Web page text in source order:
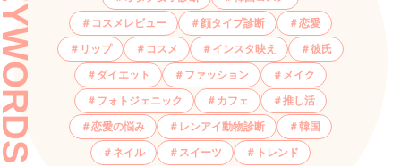
コスメレビュー 顔タイプ診断 恋愛
リップ コスメ インスタ映え 彼氏
ダイエット ファッション メイク
フォトジェニック カフェ 推し活
恋愛の悩み レンアイ動物診断 韓国
ネイル スイーツ トレンド